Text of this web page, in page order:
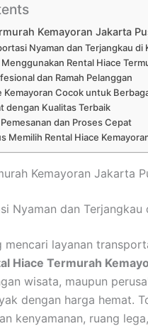
Kemayoran Jakarta
Nyaman dan Terjangkau di
Rental Hiace
dan Ramah Pelanggan
Kemayoran Cocok untuk
dengan Kualitas Terbaik
dan Proses Cepat
Memilih Rental Hiace
Kemayoran Jakarta
Nyaman dan Terjangkau
mencari layanan
Hiace Termurah
wisata, maupun
dengan harga hemat.
kenyamanan, ruang